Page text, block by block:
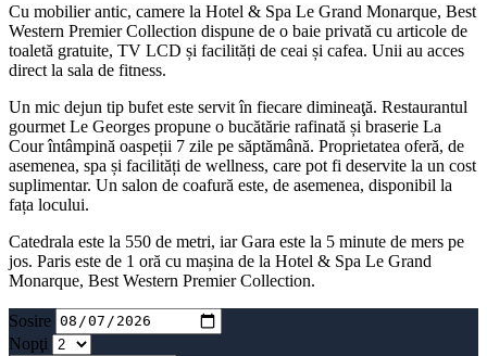
Cu mobilier antic, camere la Hotel & Spa Le Grand Monarque, Best
Western Premier Collection dispune de o baie privată cu articole de
toaletă gratuite, TV LCD și facilități de ceai și cafea. Unii au acces
direct la sala de fitness.
Un mic dejun tip bufet este servit în fiecare dimineaţă. Restaurantul
gourmet Le Georges propune o bucătărie rafinată și braserie La
Cour întâmpină oaspeții 7 zile pe săptămână. Proprietatea oferă, de
asemenea, spa și facilități de wellness, care pot fi deservite la un cost
suplimentar. Un salon de coafură este, de asemenea, disponibil la
fața locului.
Catedrala este la 550 de metri, iar Gara este la 5 minute de mers pe
jos. Paris este de 1 oră cu mașina de la Hotel & Spa Le Grand
Monarque, Best Western Premier Collection.
Sosire
Nopţi